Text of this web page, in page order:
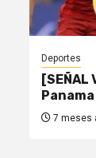
Deportes
[SEÑAL
7 meses